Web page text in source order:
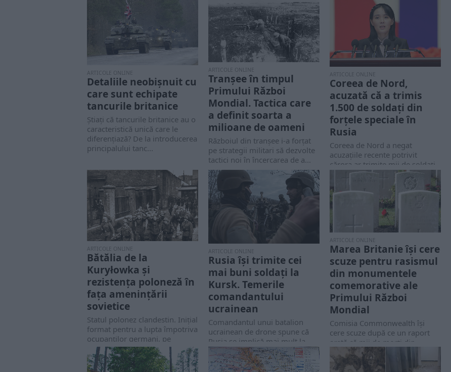
ARTICOLE ONLINE
Detaliile neobișnuit cu
care sunt echipate
tancurile britanice
Știați că tancurile britanice au o
caracteristică unică care le
diferențiază? De la introducerea
principalului tanc...
ARTICOLE ONLINE
Tranșee în timpul
Primului Război
Mondial. Tactica care
a definit soarta a
milioane de oameni
Războiul din tranșee i-a forțat
pe strategii militari să dezvolte
tactici noi în încercarea de a...
ARTICOLE ONLINE
Coreea de Nord,
acuzată că a trimis
1.500 de soldaţi din
forţele speciale în
Rusia
Coreea de Nord a negat
acuzațiile recente potrivit
cărora ar trimite mii de soldați
pentru a...
ARTICOLE ONLINE
Bătălia de la
Kuryłowka și
rezistența poloneză în
fața amenințării
sovietice
Statul polonez clandestin. Inițial
format pentru a lupta împotriva
ocupanților germani, pe
măsură ce conflictul a...
ARTICOLE ONLINE
Rusia își trimite cei
mai buni soldați la
Kursk. Temerile
comandantului
ucrainean
Comandantul unui batalion
ucrainean de drone spune că
Rusia se implică mai mult la
Kursk și...
ARTICOLE ONLINE
Marea Britanie își cere
scuze pentru rasismul
din monumentele
comemorative ale
Primului Război
Mondial
Comisia Commonwealth își
cere scuze după ce un raport
arată că mii de morți din
Primul...